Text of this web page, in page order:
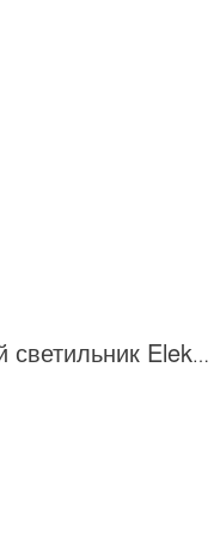
Встраиваемый светодиодный светильник Elektrostandard 9902 LED 3W COB SL серебро 4690389106118